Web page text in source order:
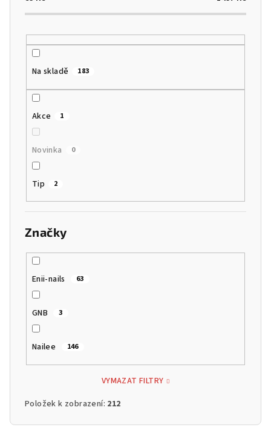
Na skladě 183
Akce 1
Novinka 0
Tip 2
Značky
Enii-nails 63
GNB 3
Nailee 146
VYMAZAT FILTRY
Položek k zobrazení: 212